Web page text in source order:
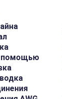
помощью